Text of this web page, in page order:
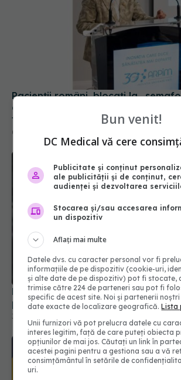
Pacienții români, blocați la
administrativ. Cât mai așteaptă
tratamentele inovatoare deja
Europa
05 aug 2026, 12:33
Noi reguli medicale pentru
permisului de conducere. Ce se
30 iul 2026, 15:58
Bun venit!
DC Medical vă cere
Publicitate și conținut
ale publicității și de conținut,
audienței și dezvoltarea
Stocarea și/sau accesarea
un dispozitiv
Aflați mai multe
Datele dvs. cu caracter personal vor fi
informațiile de pe dispozitiv (cookie-uri,
și alte date de pe dispozitiv) pot fi stocate,
trimise către 224 de parteneri sau pot fi
specific de acest site. Noi și partenerii
date exacte de localizare geografică.Lista
Unii furnizori vă pot prelucra datele cu
interes legitim, față de care puteți obiecta
opțiunilor de mai jos. Căutați un link în
acestei pagini pentru a gestiona sau a vă
consimțământul în setările de
uri.